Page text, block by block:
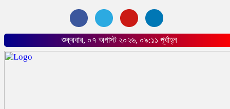
শুক্রবার, ০৭ অগাস্ট ২০২৬, ০৯:১১ পূর্বাহ্ন